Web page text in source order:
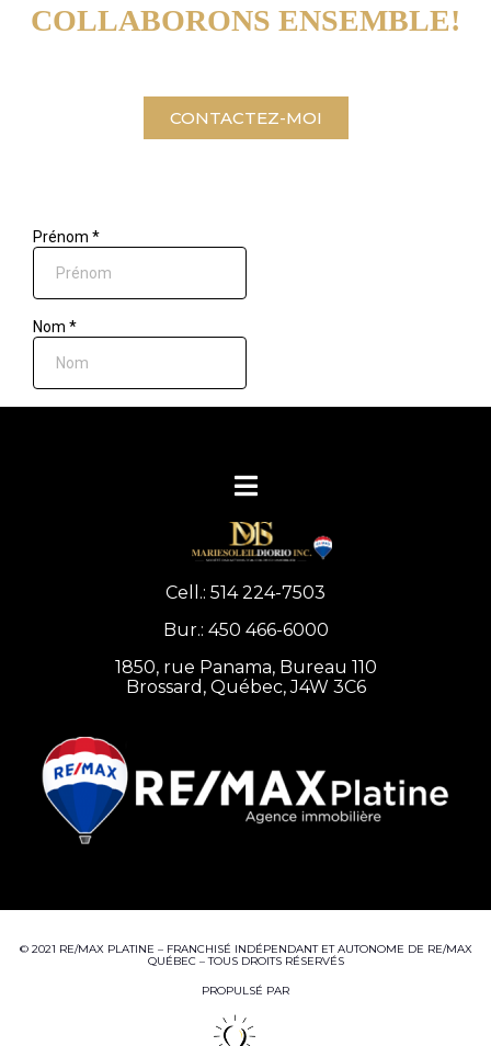
COLLABORONS ENSEMBLE!
CONTACTEZ-MOI
Cell.: 514 224-7503
Bur.: 450 466-6000
1850, rue Panama, Bureau 110
Brossard, Québec, J4W 3C6
© 2021 RE/MAX PLATINE – FRANCHISÉ INDÉPENDANT ET AUTONOME DE RE/MAX
QUÉBEC – TOUS DROITS RÉSERVÉS
PROPULSÉ PAR